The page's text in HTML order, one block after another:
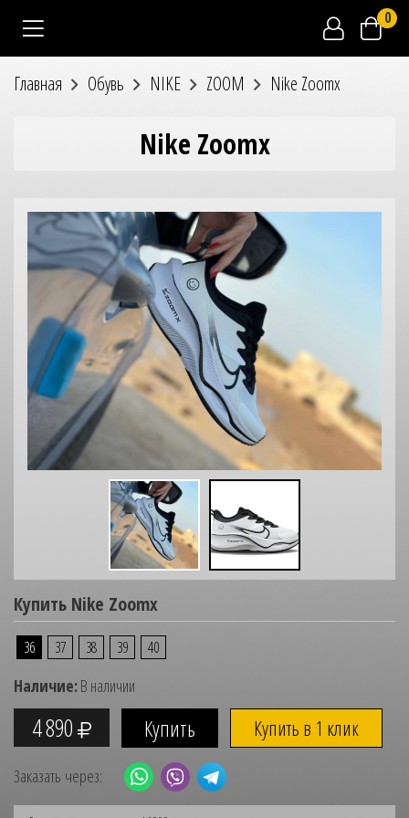
0
Главная Обувь NIKE ZOOM Nike Zoomx
Nike Zoomx
Купить Nike Zoomx
36 37 38 39 40
Наличие:В наличии
4 890 Купить в 1 клик
Заказать через: